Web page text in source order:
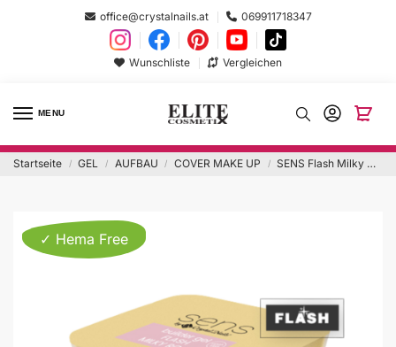
office@crystalnails.at 069911718347
Wunschliste Vergleichen
MENU
Startseite / GEL / AUFBAU / COVER MAKE UP / SENS Flash Milky Rose Builder Gel
✓ Hema Free